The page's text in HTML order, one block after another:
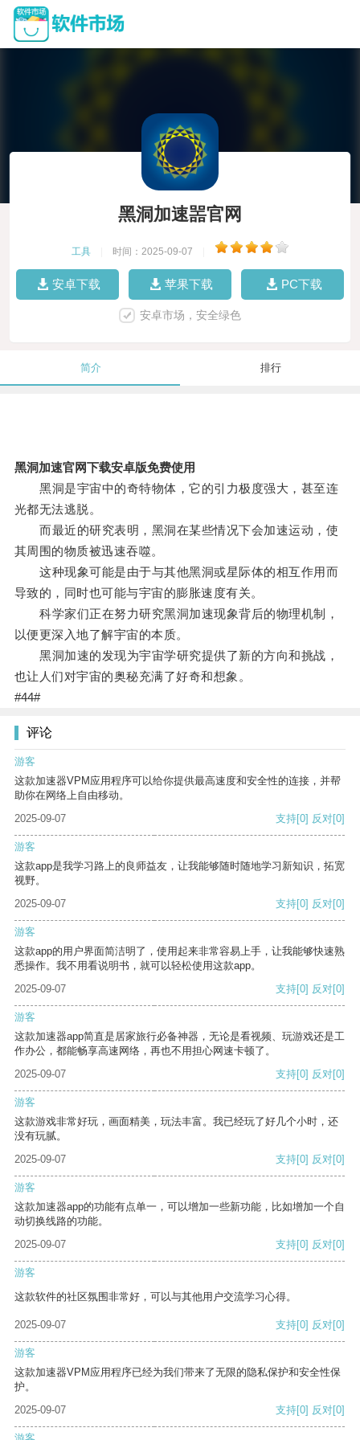
黑洞加速噐官网
工具 时间：2025-09-07
安卓下载 苹果下载 PC下载
安卓市场，安全绿色
简介 排行
黑洞加速官网下载安卓版免费使用
黑洞是宇宙中的奇特物体，它的引力极度强大，甚至连
光都无法逃脱。
而最近的研究表明，黑洞在某些情况下会加速运动，使
其周围的物质被迅速吞噬。
这种现象可能是由于与其他黑洞或星际体的相互作用而
导致的，同时也可能与宇宙的膨胀速度有关。
科学家们正在努力研究黑洞加速现象背后的物理机制，
以便更深入地了解宇宙的本质。
黑洞加速的发现为宇宙学研究提供了新的方向和挑战，
也让人们对宇宙的奥秘充满了好奇和想象。
#44#
评论
游客
这款加速器VPM应用程序可以给你提供最高速度和安全性的连接，并帮
助你在网络上自由移动。
2025-09-07
支持[0] 反对[0]
游客
这款app是我学习路上的良师益友，让我能够随时随地学习新知识，拓宽
视野。
2025-09-07
支持[0] 反对[0]
游客
这款app的用户界面简洁明了，使用起来非常容易上手，让我能够快速熟
悉操作。我不用看说明书，就可以轻松使用这款app。
2025-09-07
支持[0] 反对[0]
游客
这款加速器app简直是居家旅行必备神器，无论是看视频、玩游戏还是工
作办公，都能畅享高速网络，再也不用担心网速卡顿了。
2025-09-07
支持[0] 反对[0]
游客
这款游戏非常好玩，画面精美，玩法丰富。我已经玩了好几个小时，还
没有玩腻。
2025-09-07
支持[0] 反对[0]
游客
这款加速器app的功能有点单一，可以增加一些新功能，比如增加一个自
动切换线路的功能。
2025-09-07
支持[0] 反对[0]
游客
这款软件的社区氛围非常好，可以与其他用户交流学习心得。
2025-09-07 支持[0] 反对[0]
游客
这款加速器VPM应用程序已经为我们带来了无限的隐私保护和安全性保
护。
2025-09-07
支持[0] 反对[0]